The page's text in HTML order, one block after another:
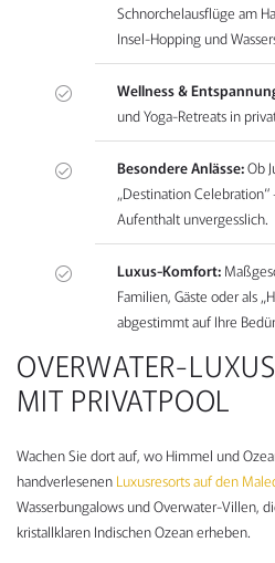
Schnorchelausflüge am
Insel-Hopping und
Wellness &
und Yoga-Retreats in
Besondere Anlässe:Ob
„Destination
Aufenthalt unvergesslich.
Luxus-Komfort:
Familien, Gäste oder als
abgestimmt auf Ihre
OVERWATER-
MIT PRIVATPOOL
Wachen Sie dort auf, wo Himmel und
handverlesenen Luxusresorts auf den
Wasserbungalows und Overwater-Villen,
kristallklaren Indischen Ozean erheben.